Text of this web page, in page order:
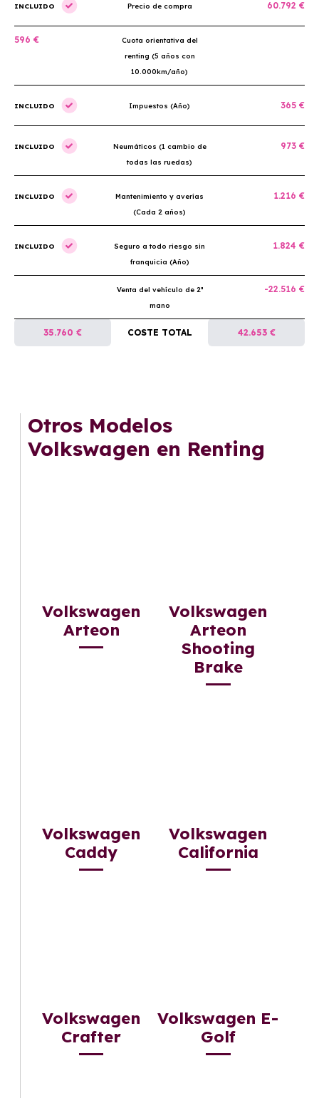
INCLUIDO Precio de compra 60.792 €
596 €
Cuota orientativa del
renting (5 años con
10.000km/año)
INCLUIDO Impuestos (Año) 365 €
INCLUIDO
Neumáticos (1 cambio de
todas las ruedas)
973 €
INCLUIDO
Mantenimiento y averías
(Cada 2 años)
1.216 €
INCLUIDO
Seguro a todo riesgo sin
franquicia (Año)
1.824 €
Venta del vehículo de 2ª
mano
-22.516 €
35.760 € COSTE TOTAL 42.653 €
Otros Modelos
Volkswagen en Renting
Volkswagen
Arteon
Volkswagen
Arteon
Shooting
Brake
Volkswagen
Caddy
Volkswagen
California
Volkswagen
Crafter
Volkswagen E-
Golf